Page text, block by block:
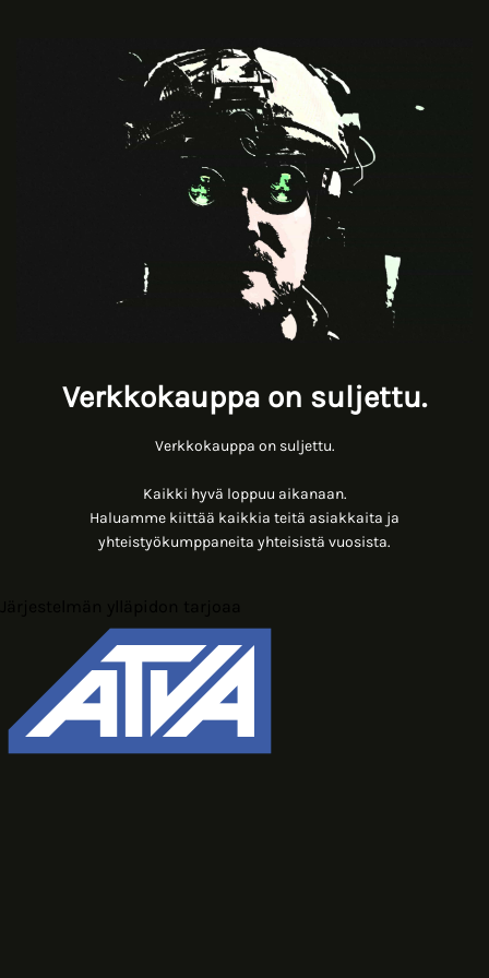
Verkkokauppa on suljettu.
Verkkokauppa on suljettu.
Kaikki hyvä loppuu aikanaan.
Haluamme kiittää kaikkia teitä asiakkaita ja
yhteistyökumppaneita yhteisistä vuosista.